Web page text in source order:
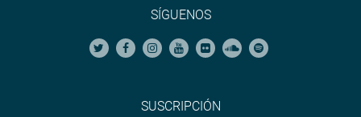
SÍGUENOS
SUSCRIPCIÓN